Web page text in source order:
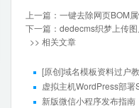
上一篇： 一键去除网页BOM
下一篇： dedecms织梦上传
>> 相关文章
[原创]域名模板资料过户
虚拟主机WordPress部
新版微信小程序发布指南